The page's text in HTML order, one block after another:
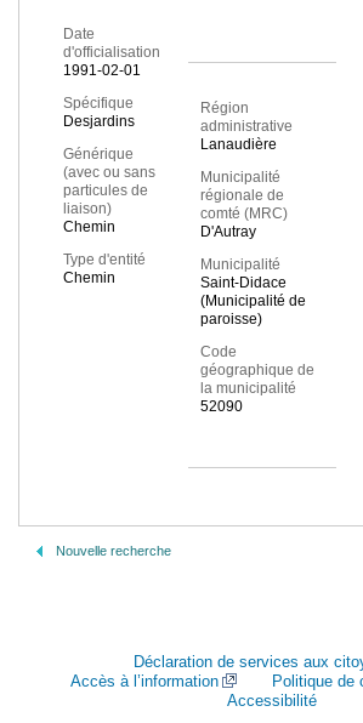
Date
d'officialisation
1991-02-01
Spécifique
Desjardins
Générique
(avec ou sans
particules de
liaison)
Chemin
Type d'entité
Chemin
Région
administrative
Lanaudière
Municipalité
régionale de
comté (MRC)
D'Autray
Municipalité
Saint-Didace
(Municipalité de
paroisse)
Code
géographique de
la municipalité
52090
Nouvelle recherche
Déclaration de services aux
Accès à l’information
Politique de
Accessibilité